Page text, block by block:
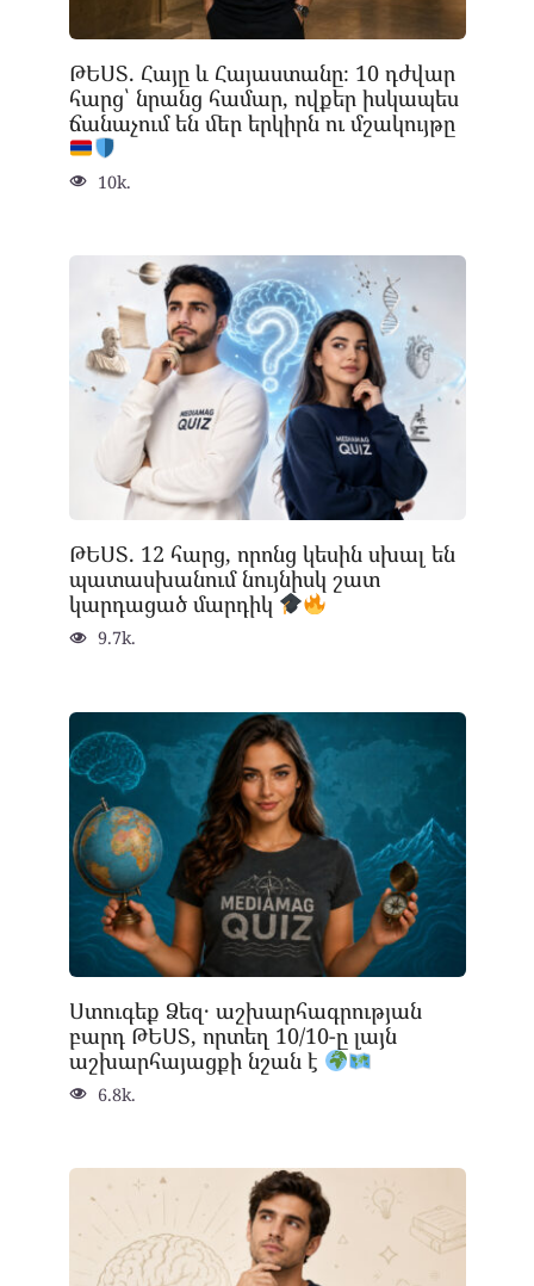
ԹԵՍՏ. Հայը և Հայաստանը։ 10 դժվար
հարց՝ նրանց համար, ովքեր իսկապես
ճանաչում են մեր երկիրն ու մշակույթը
10k.
ԹԵՍՏ. 12 հարց, որոնց կեսին սխալ են
պատասխանում նույնիսկ շատ
կարդացած մարդիկ
9.7k.
Ստուգեք Ձեզ․ աշխարհագրության
բարդ ԹԵՍՏ, որտեղ 10/10-ը լայն
աշխարհայացքի նշան է
6.8k.